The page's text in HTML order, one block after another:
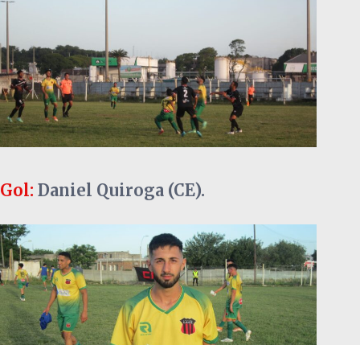
Gol: Daniel Quiroga (CE).